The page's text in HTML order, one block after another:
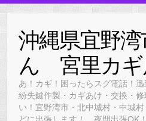
content沖縄県宜野
ん 宮里カギ
あ！カギ！困ったらスグ電話！
紛失鍵作製・カギあけ・交換・
い！宜野湾市・北中城村・中城